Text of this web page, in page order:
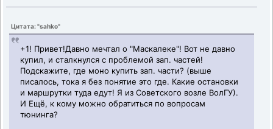
Цитата: "sahko"
+1! Привет!Давно мечтал о "Маскалеке"! Вот не давно
купил, и сталкнулся с проблемой зап. частей!
Подскажите, где моно купить зап. части? (выше
писалось, тока я без понятие это где. Какие остановки
и маршрутки туда едут! Я из Советского возле ВолГУ).
И Ещё, к кому можно обратиться по вопросам
тюнинга?